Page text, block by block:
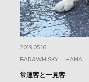
2019.05.16
BAR&WHISKY
HANA
常連客と一見客